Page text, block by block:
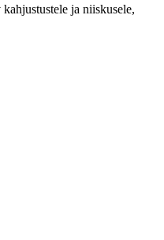
ja niiskusele,